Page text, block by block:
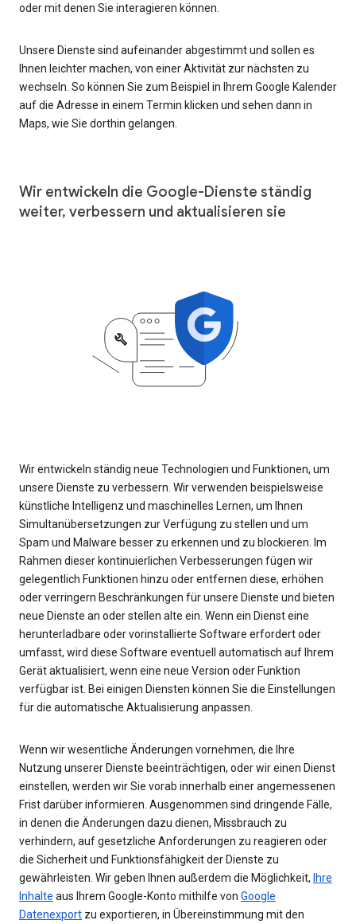
oder mit denen Sie interagieren können.
Unsere Dienste sind aufeinander abgestimmt und sollen es
Ihnen leichter machen, von einer Aktivität zur nächsten zu
wechseln. So können Sie zum Beispiel in Ihrem Google Kalender
auf die Adresse in einem Termin klicken und sehen dann in
Maps, wie Sie dorthin gelangen.
Wir entwickeln die Google-Dienste ständig
weiter, verbessern und aktualisieren sie
Wir entwickeln ständig neue Technologien und Funktionen, um
unsere Dienste zu verbessern. Wir verwenden beispielsweise
künstliche Intelligenz und maschinelles Lernen, um Ihnen
Simultanübersetzungen zur Verfügung zu stellen und um
Spam und Malware besser zu erkennen und zu blockieren. Im
Rahmen dieser kontinuierlichen Verbesserungen fügen wir
gelegentlich Funktionen hinzu oder entfernen diese, erhöhen
oder verringern Beschränkungen für unsere Dienste und bieten
neue Dienste an oder stellen alte ein. Wenn ein Dienst eine
herunterladbare oder vorinstallierte Software erfordert oder
umfasst, wird diese Software eventuell automatisch auf Ihrem
Gerät aktualisiert, wenn eine neue Version oder Funktion
verfügbar ist. Bei einigen Diensten können Sie die Einstellungen
für die automatische Aktualisierung anpassen.
Wenn wir wesentliche Änderungen vornehmen, die Ihre
Nutzung unserer Dienste beeinträchtigen, oder wir einen Dienst
einstellen, werden wir Sie vorab innerhalb einer angemessenen
Frist darüber informieren. Ausgenommen sind dringende Fälle,
in denen die Änderungen dazu dienen, Missbrauch zu
verhindern, auf gesetzliche Anforderungen zu reagieren oder
die Sicherheit und Funktionsfähigkeit der Dienste zu
gewährleisten. Wir geben Ihnen außerdem die Möglichkeit, Ihre
Inhalte aus Ihrem Google-Konto mithilfe von Google
Datenexport zu exportieren, in Übereinstimmung mit den